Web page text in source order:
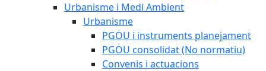
Urbanisme i Medi Ambient
Urbanisme
PGOU i instruments planejament
PGOU consolidat (No normatiu)
Convenis i actuacions